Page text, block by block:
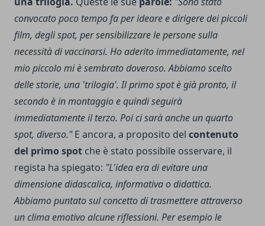
convocato poco tempo fa per ideare e dirigere dei piccoli
film, degli spot, per sensibilizzare le persone sulla
necessità di vaccinarsi. Ho aderito immediatamente, nel
mio piccolo mi è sembrato doveroso. Abbiamo scelto
delle storie, una 'trilogia'. Il primo spot è già pronto, il
secondo è in montaggio e quindi seguirà
immediatamente il terzo. Poi ci sarà anche un quarto
spot, diverso."E ancora, a proposito del contenuto
del primo spot che è stato possibile osservare, il
regista ha spiegato: "L'idea era di evitare una
dimensione didascalica, informativa o didattica.
Abbiamo puntato sul concetto di trasmettere attraverso
un clima emotivo alcune riflessioni. Per esempio le